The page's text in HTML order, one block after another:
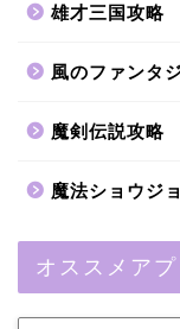
雄才三国攻略
風のファンタ
魔剣伝説攻略
魔法ショウジ
オススメア